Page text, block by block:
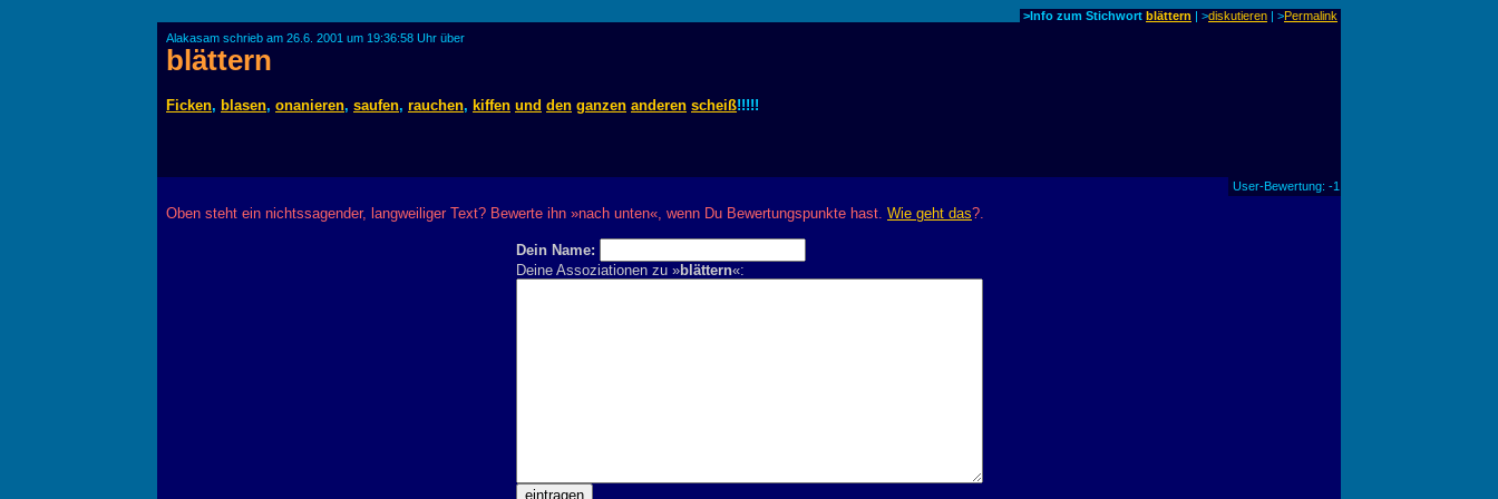
>Info zum Stichwort blättern | >diskutieren | >Permalink
Alakasam schrieb am 26.6. 2001 um 19:36:58 Uhr über
blättern
Ficken, blasen, onanieren, saufen, rauchen, kiffen und den ganzen anderen scheiß!!!!!
User-Bewertung: -1
Oben steht ein nichtssagender, langweiliger Text? Bewerte ihn »nach unten«, wenn Du Bewertungspunkte hast. Wie geht das?.
Dein Name:
Deine Assoziationen zu »blättern«: